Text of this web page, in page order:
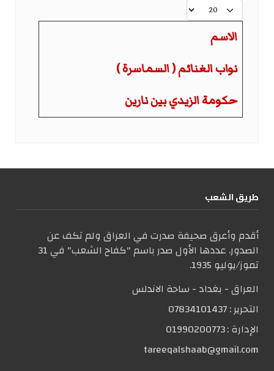
عدد الإظهارات:
الاسم
نواب الغنائم ( السماسرة )
حكومة الزيدي بين نارين
طریق الشعب
أقدم وأعرق صحيفة صدرت في العراق ولم تكف عن
الصدور. عددها الأول صدر باسم "كفاح الشعب" في 31
تموز/يوليو 1935.
العراق - بغداد - ساحة الاندلس
التحریر :07834101437
الإدارة :01990200773
tareeqalshaab@gmail.com